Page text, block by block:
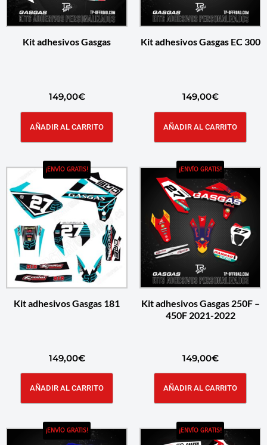
Kit adhesivos Gasgas
149,00€
AÑADIR AL CARRITO
Kit adhesivos Gasgas EC 300
149,00€
AÑADIR AL CARRITO
¡ENVÍO GRATIS!
Kit adhesivos Gasgas 181
149,00€
AÑADIR AL CARRITO
¡ENVÍO GRATIS!
Kit adhesivos Gasgas 250F –
450F 2021-2022
149,00€
AÑADIR AL CARRITO
¡ENVÍO GRATIS! ¡ENVÍO GRATIS!